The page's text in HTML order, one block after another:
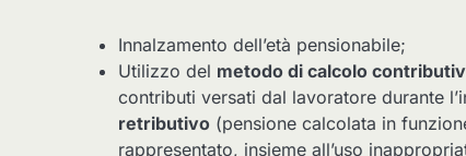
Innalzamento dell’età pensionabile;
Utilizzo del metodo di calcolo
contributi versati dal lavoratore durante
retributivo (pensione calcolata in
rappresentato, insieme all’uso